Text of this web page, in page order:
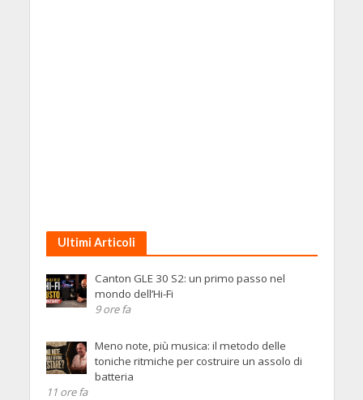
Ultimi Articoli
Canton GLE 30 S2: un primo passo nel
mondo dell’Hi-Fi
9 ore fa
Meno note, più musica: il metodo delle
toniche ritmiche per costruire un assolo di
batteria
11 ore fa